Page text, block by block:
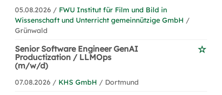
05.08.2026 / FWU Institut für Film und Bild in
Wissenschaft und Unterricht gemeinnützige GmbH /
Grünwald
Senior Software Engineer GenAI
Productization / LLMOps
(m/w/d)
07.08.2026 / KHS GmbH / Dortmund